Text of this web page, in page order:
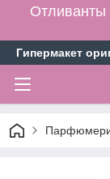
Отливанты
Гипермакет